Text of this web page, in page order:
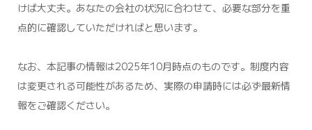
けば大丈夫。あなたの会社の状況に合わせて、必要な部分を重
点的に確認していただければと思います。
なお、本記事の情報は2025年10月時点のものです。制度内容
は変更される可能性があるため、実際の申請時には必ず最新情
報をご確認ください。